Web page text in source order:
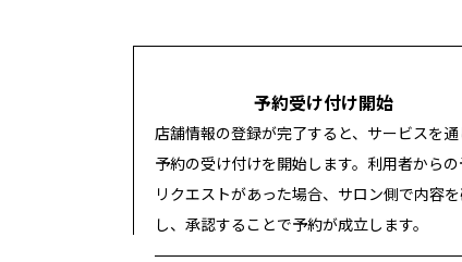
予約受け付け開始
店舗情報の登録が完了すると、サービスを通
予約の受け付けを開始します。利用者から
リクエストがあった場合、サロン側で内容
し、承認することで予約が成立します。